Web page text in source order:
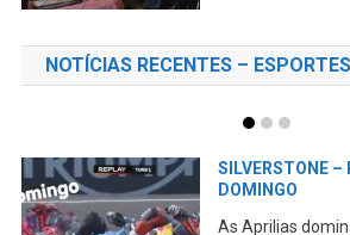
NOTÍCIAS RECENTES – ESPORTES
Mundial